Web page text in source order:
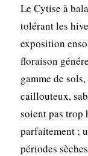
Le Cytise à
tolérant les
exposition
floraison
gamme de
caillouteux,
soient pas trop
parfaitement ;
périodes